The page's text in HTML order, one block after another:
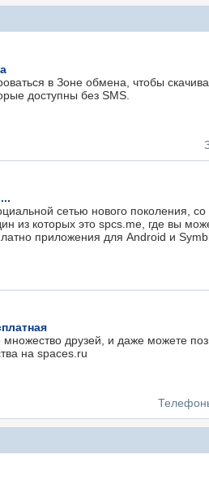
в Зоне обмена, чтобы
доступны без SMS.
сетью нового поколения,
из которых это spcs.me, где вы
приложения для Android и
друзей, и даже можете
на spaces.ru